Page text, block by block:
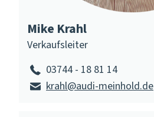
Mike Krahl
Verkaufsleiter
03744 - 18 81 14
krahl@audi-meinhold.de